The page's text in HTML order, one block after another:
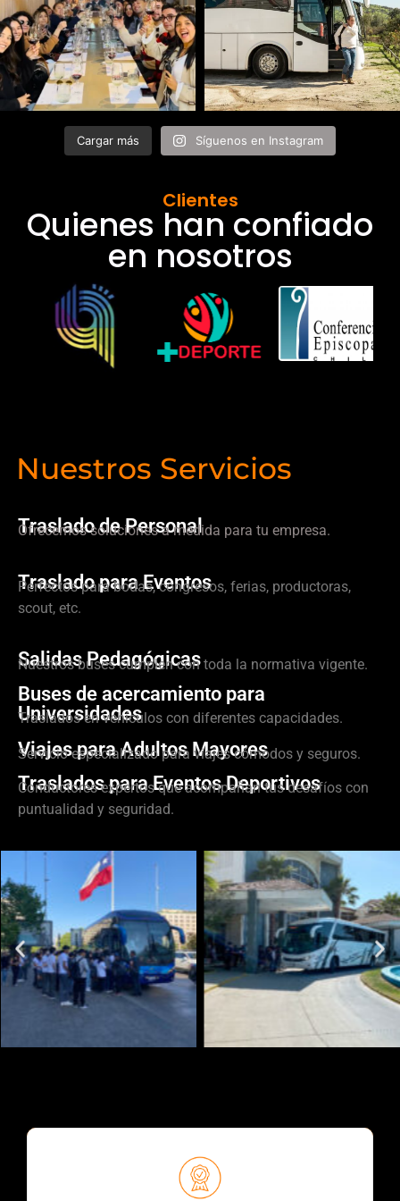
Cargar más Síguenos en Instagram
Clientes
Quienes han confiado
en nosotros
Nuestros Servicios
Traslado de Personal
Ofrecemos soluciones a medida para tu empresa.
Traslado para Eventos
Perfectos para bodas, congresos, ferias, productoras,
scout, etc.
Salidas Pedagógicas
Nuestros buses cumplen con toda la normativa vigente.
Buses de acercamiento para
Universidades
Traslados en vehículos con diferentes capacidades.
Viajes para Adultos Mayores
Servicio especializado para viajes cómodos y seguros.
Traslados para Eventos Deportivos
Conductores expertos que acompañan tus desafíos con
puntualidad y seguridad.